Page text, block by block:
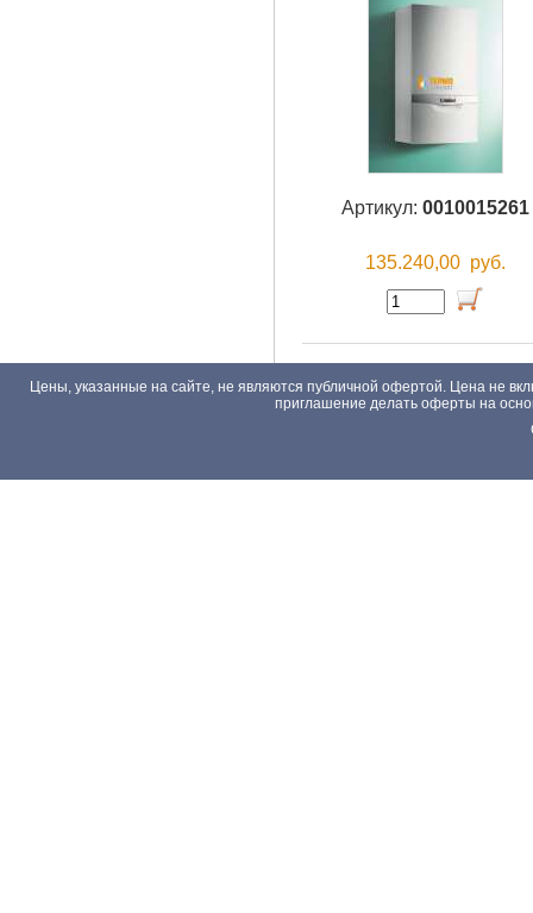
Артикул: 0010015261
135.240,00 руб.
Цены, указанные на сайте, не являются публичной офертой. Цена не
приглашение делать оферты на